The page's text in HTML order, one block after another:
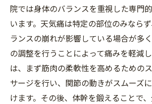
院では身体のバランスを重視した専門
います。天気痛は特定の部位のみなら
ランスの崩れが影響している場合が多
の調整を行うことによって痛みを軽減
は、まず筋肉の柔軟性を高めるための
サージを行い、関節の動きがスムーズ
けます。その後、体幹を鍛えることで